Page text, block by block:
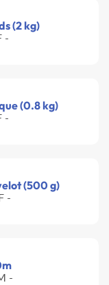
(2 kg)
-
(0.8 kg)
-
(500 g)
-
-